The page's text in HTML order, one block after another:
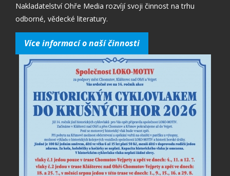
Nakladatelství Ohře Media rozvíjí svoji činnost na trhu
odborné, vědecké literatury.
Více informací o naší činnosti